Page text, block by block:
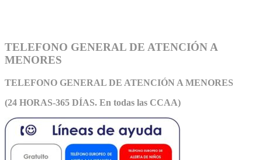
TELEFONO GENERAL DE ATENCIÓN A
MENORES
TELEFONO GENERAL DE ATENCIÓN A MENORES
(24 HORAS-365 DÍAS. En todas las CCAA)